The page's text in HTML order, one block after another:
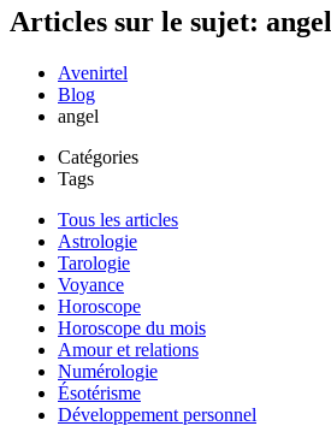
Articles sur le sujet: angel
Avenirtel
Blog
angel
Catégories
Tags
Tous les articles
Astrologie
Tarologie
Voyance
Horoscope
Horoscope du mois
Amour et relations
Numérologie
Ésotérisme
Développement personnel